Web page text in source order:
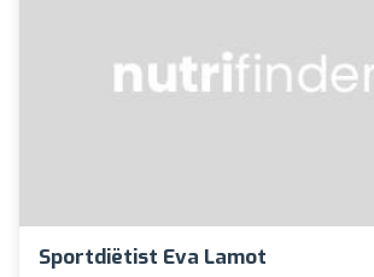
Sportdiëtist Eva Lamot